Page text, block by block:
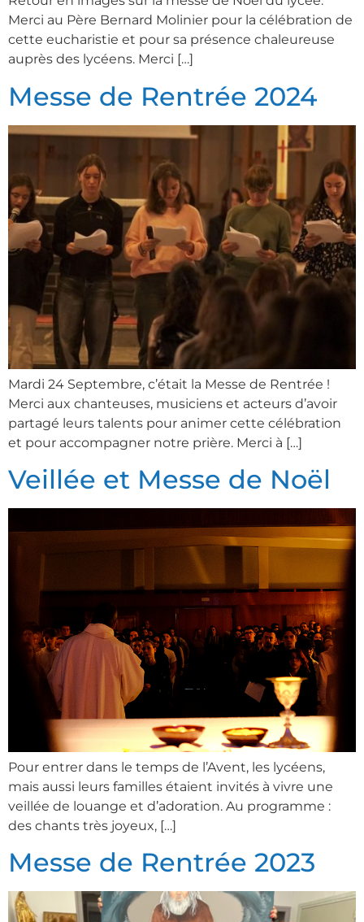
Merci au Père Bernard Molinier pour la célébration de
cette eucharistie et pour sa présence chaleureuse
auprès des lycéens. Merci […]
Messe de Rentrée 2024
Mardi 24 Septembre, c’était la Messe de Rentrée !
Merci aux chanteuses, musiciens et acteurs d’avoir
partagé leurs talents pour animer cette célébration
et pour accompagner notre prière. Merci à […]
Veillée et Messe de Noël
Pour entrer dans le temps de l’Avent, les lycéens,
mais aussi leurs familles étaient invités à vivre une
veillée de louange et d’adoration. Au programme :
des chants très joyeux, […]
Messe de Rentrée 2023